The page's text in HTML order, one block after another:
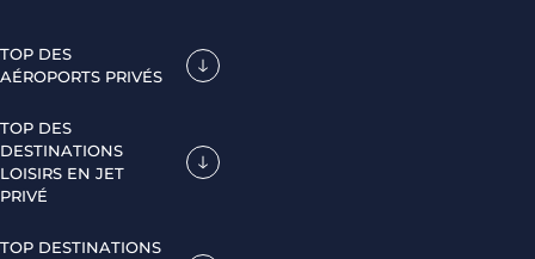
TOP DES
AÉROPORTS PRIVÉS
TOP DES
DESTINATIONS
LOISIRS EN JET
PRIVÉ
TOP DESTINATIONS